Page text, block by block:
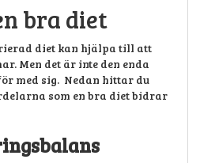
bra diet
diet kan hjälpa till att
Men det är inte den enda
med sig. Nedan hittar du
som en bra diet bidrar